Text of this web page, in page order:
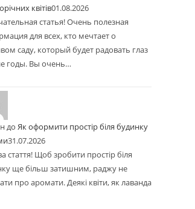
квітів01.08.2026
статья! Очень полезная
для всех, кто мечтает о
саду, который будет радовать глаз
годы. Вы очень…
до Як оформити простір біля будинку
31.07.2026
стаття! Щоб зробити простір біля
ще більш затишним, раджу не
про аромати. Деякі квіти, як лаванда